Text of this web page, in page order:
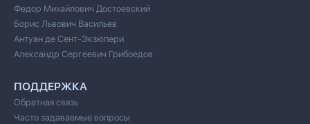
Федор Михайлович Достоевский
Борис Львович Васильев
Антуан де Сент-Экзюпери
Александр Сергеевич Грибоедов
ПОДДЕРЖКА
Обратная связь
Часто задаваемые вопросы